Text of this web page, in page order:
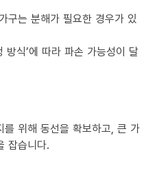
구는 분해가 필요한 경우가 있
방식’에 따라 파손 가능성이 달
위해 동선을 확보하고, 큰 가
잡습니다.